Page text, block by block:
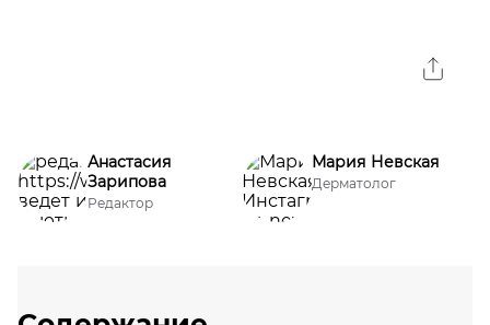
Анастасия
Зарипова
Редактор
Мария Невская
Дерматолог